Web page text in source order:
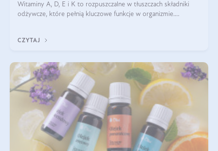
Witaminy A, D, E i K to rozpuszczalne w tłuszczach składniki
odżywcze, które pełnią kluczowe funkcje w organizmie.
CZYTAJ